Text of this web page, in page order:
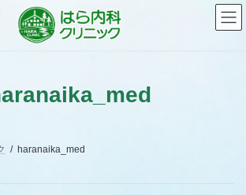
haranaika_med